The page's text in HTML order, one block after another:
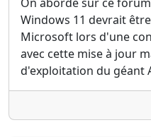
Windows 11 devrait
Microsoft lors d'une
avec cette mise à jour
d'exploitation du géant